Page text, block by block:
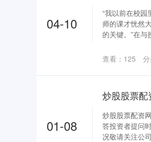
04-10
“我以前在校
师的课才恍然
的关键。”在与
查看： 125 分
01-08
炒股股票
炒股股票配资
答投资者提问
况敬请关注公